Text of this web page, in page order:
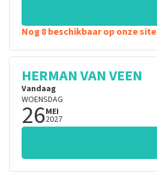
Nog 8 beschikbaar op onze site
HERMAN VAN VEEN
Vandaag
WOENSDAG
26MEI
2027